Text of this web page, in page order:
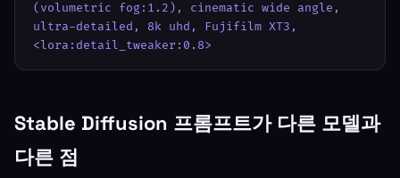
(volumetric fog:1.2), cinematic wide angle,
ultra-detailed, 8k uhd, Fujifilm XT3,
<lora:detail_tweaker:0.8>
Stable Diffusion 프롬프트가 다른 모델과
다른 점